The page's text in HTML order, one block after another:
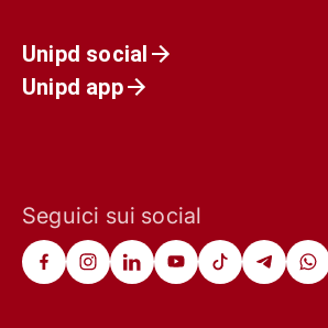
Unipd social
Unipd app
Seguici sui social